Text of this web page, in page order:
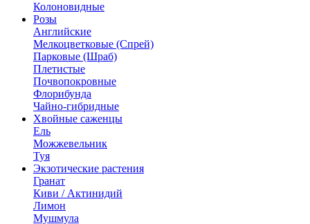
Колоновидные
Розы
Английские
Мелкоцветковые (Спрей)
Парковые (Шраб)
Плетистые
Почвопокровные
Флорибунда
Чайно-гибридные
Хвойные саженцы
Ель
Можжевельник
Туя
Экзотические растения
Гранат
Киви / Актинидий
Лимон
Мушмула